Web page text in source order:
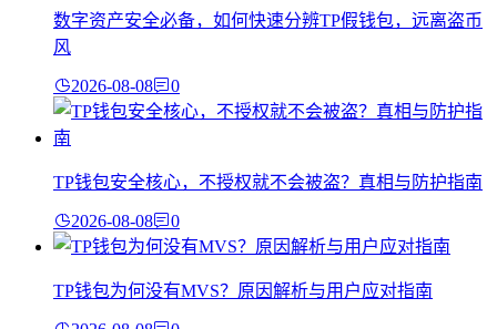
数字资产安全必备，如何快速分辨TP假钱包，远离盗币
风
2026-08-08 0
TP钱包安全核心，不授权就不会被盗？真相与防护指南
2026-08-08 0
TP钱包为何没有MVS？原因解析与用户应对指南